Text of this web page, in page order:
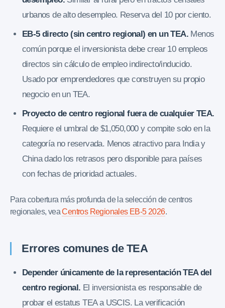
urbanos de alto desempleo. Reserva del 10 por ciento.
EB-5 directo (sin centro regional) en un TEA. Menos
común porque el inversionista debe crear 10 empleos
directos sin cálculo de empleo indirecto/inducido.
Usado por emprendedores que construyen su propio
negocio en un TEA.
Proyecto de centro regional fuera de cualquier TEA.
Requiere el umbral de $1,050,000 y compite solo en la
categoría no reservada. Menos atractivo para India y
China dado los retrasos pero disponible para países
con fechas de prioridad actuales.
Para cobertura más profunda de la selección de centros
regionales, veaCentros Regionales EB-5 2026.
Errores comunes de TEA
Depender únicamente de la representación TEA del
centro regional. El inversionista es responsable de
probar el estatus TEA a USCIS. La verificación